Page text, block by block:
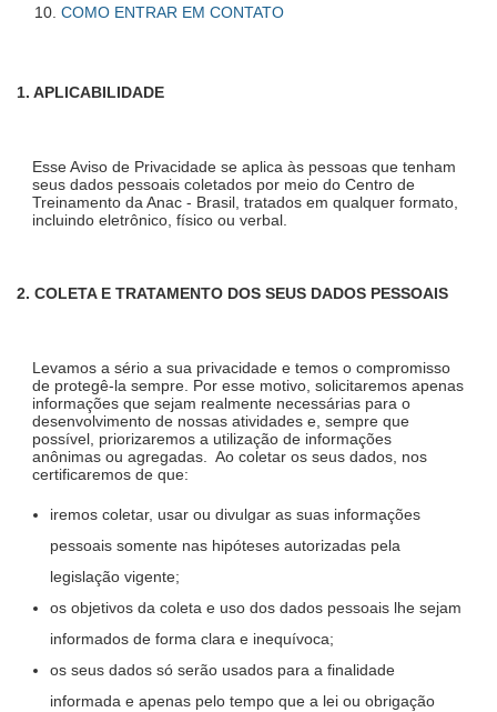
COMO ENTRAR EM CONTATO
1. APLICABILIDADE
Esse Aviso de Privacidade se aplica às pessoas que tenham
seus dados pessoais coletados por meio do Centro de
Treinamento da Anac - Brasil, tratados em qualquer formato,
incluindo eletrônico, físico ou verbal.
2. COLETA E TRATAMENTO DOS SEUS DADOS PESSOAIS
Levamos a sério a sua privacidade e temos o compromisso
de protegê-la sempre. Por esse motivo, solicitaremos apenas
informações que sejam realmente necessárias para o
desenvolvimento de nossas atividades e, sempre que
possível, priorizaremos a utilização de informações
anônimas ou agregadas. Ao coletar os seus dados, nos
certificaremos de que:
iremos coletar, usar ou divulgar as suas informações
pessoais somente nas hipóteses autorizadas pela
legislação vigente;
os objetivos da coleta e uso dos dados pessoais lhe sejam
informados de forma clara e inequívoca;
os seus dados só serão usados para a finalidade
informada e apenas pelo tempo que a lei ou obrigação